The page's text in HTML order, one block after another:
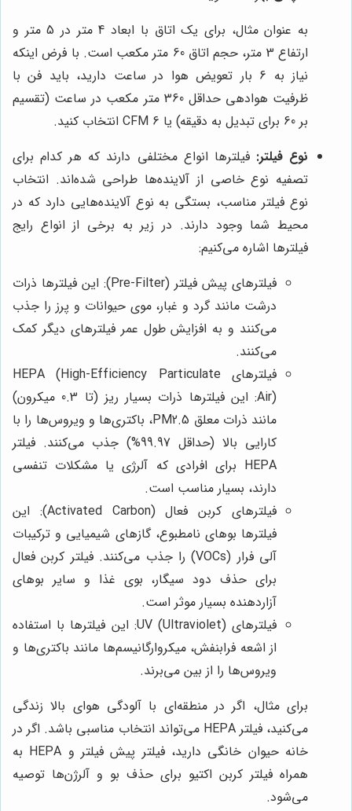
به عنوان مثال، برای یک اتاق با ابعاد 4 متر در 5 متر و
ارتفاع 3 متر، حجم اتاق 60 متر مکعب است. با فرض اینکه
نیاز به 6 بار تعویض هوا در ساعت دارید، باید فن با
ظرفیت هوادهی حداقل 360 متر مکعب در ساعت (تقسیم
بر 60 برای تبدیل به دقیقه) یا 6 CFM انتخاب کنید.
نوع فیلتر: فیلترها انواع مختلفی دارند که هر کدام برای
تصفیه نوع خاصی از آلاینده‌ها طراحی شده‌اند. انتخاب
نوع فیلتر مناسب، بستگی به نوع آلاینده‌هایی دارد که در
محیط شما وجود دارند. در زیر به برخی از انواع رایج
فیلترها اشاره می‌کنیم:
فیلترهای پیش فیلتر (Pre-Filter): این فیلترها ذرات
درشت مانند گرد و غبار، موی حیوانات و پرز را جذب
می‌کنند و به افزایش طول عمر فیلترهای دیگر کمک
می‌کنند.
فیلترهای HEPA (High-Efficiency Particulate
Air): این فیلترها ذرات بسیار ریز (تا 0.3 میکرون)
مانند ذرات معلق PM2.5، باکتری‌ها و ویروس‌ها را با
کارایی بالا (حداقل 99.97%) جذب می‌کنند. فیلتر
HEPA برای افرادی که آلرژی یا مشکلات تنفسی
دارند، بسیار مناسب است.
فیلترهای کربن فعال (Activated Carbon): این
فیلترها بوهای نامطبوع، گازهای شیمیایی و ترکیبات
آلی فرار (VOCs) را جذب می‌کنند. فیلتر کربن فعال
برای حذف دود سیگار، بوی غذا و سایر بوهای
آزاردهنده بسیار موثر است.
فیلترهای UV (Ultraviolet): این فیلترها با استفاده
از اشعه فرابنفش، میکروارگانیسم‌ها مانند باکتری‌ها و
ویروس‌ها را از بین می‌برند.
برای مثال، اگر در منطقه‌ای با آلودگی هوای بالا زندگی
می‌کنید، فیلتر HEPA می‌تواند انتخاب مناسبی باشد. اگر در
خانه حیوان خانگی دارید، فیلتر پیش فیلتر و HEPA به
همراه فیلتر کربن اکتیو برای حذف بو و آلرژن‌ها توصیه
می‌شود.